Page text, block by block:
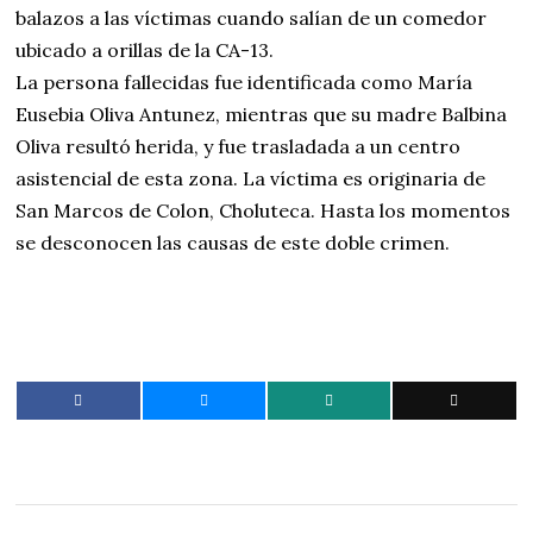
balazos a las víctimas cuando salían de un comedor
ubicado a orillas de la CA-13.
La persona fallecidas fue identificada como María
Eusebia Oliva Antunez, mientras que su madre Balbina
Oliva resultó herida, y fue trasladada a un centro
asistencial de esta zona. La víctima es originaria de
San Marcos de Colon, Choluteca. Hasta los momentos
se desconocen las causas de este doble crimen.